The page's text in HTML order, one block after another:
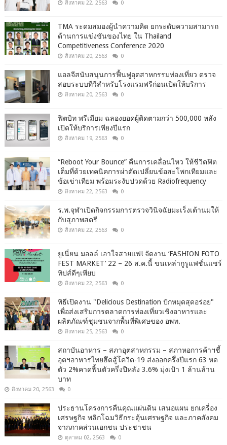
สิงหาคม 22, 2563 0
TMA ระดมสมองผู้นำความคิด ยกระดับความสามารถ
ด้านการแข่งขันของไทย ใน Thailand
Competitiveness Conference 2020
สิงหาคม 20, 2563 0
แอลจีสนับสนุนการฟื้นฟูอุตสาหกรรมท่องเที่ยว ตรวจ
สอบระบบทีวีสำหรับโรงแรมฟรีก่อนเปิดให้บริการ
สิงหาคม 20, 2563 0
ฟิตบิท พรีเมียม ฉลองยอดผู้ติดตามกว่า 500,000 หลัง
เปิดให้บริการเพียงปีแรก
สิงหาคม 19, 2563 0
“Reboot Your Bounce” คืนการเคลื่อนไหว ให้ชีวิตฟิต
เต็มที่ด้วยเทคนิคการผ่าตัดเปลี่ยนข้อสะโพกเทียมและ
ข้อเข่าเทียม พร้อมระงับปวดด้วย Radiofrequency
สิงหาคม 22, 2563 0
ร.พ.จุฬาเปิดกิจกรรมการตรวจวินิจฉัยมะเร็งเต้านมให้
กับสุภาพสตรี
สิงหาคม 22, 2563 0
ยูเนี่ยน มอลล์ เอาใจสายแฟ! จัดงาน ‘FASHION FOTO
FEST MARKET’ 22 – 26 ส.ค.นี้ ขนเหล่ากูรูแฟชั่นแชร์
ทิปส์ดีๆเพียบ
สิงหาคม 22, 2563 0
พิธีเปิดงาน "Delicious Destination ปักหมุดสุดอร่อย"
เพื่อส่งเสริมการตลาดการท่องเที่ยวเชิงอาหารและ
ผลิตภัณฑ์ชุมชนจากพื้นที่พิเศษของ อพท.
สิงหาคม 25, 2563 0
สถาบันอาหาร – สภาอุตสาหกรรม – สภาหอการค้าฯชี้
อุตฯอาหารไทยฮึดสู้โควิด-19 ส่งออกครึ่งปีแรก 63 หด
ตัว 2%คาดฟื้นตัวครึ่งปีหลัง 3.6% มุ่งเป้า 1 ล้านล้าน
บาท
สิงหาคม 20, 2563 0
ประธานโครงการคืนคุณแผ่นดิน เสนอแผน ยกเครื่อง
เศรษฐกิจ พลิกโฉมวิธีกระตุ้นเศรษฐกิจ และภาคสังคม
จากภาคส่วนเอกชน ประชาชน
ตุลาคม 02, 2563 0